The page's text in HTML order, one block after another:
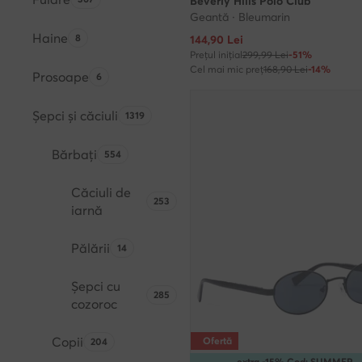
Haine Numărul de produse:
8
Prosoape Numărul de produse:
6
Șepci și căciuli Numărul de produse:
1319
Bărbați Numărul de produse:
554
Căciuli de
iarnă
Numărul de produse:
253
Pălării Numărul de produse:
14
Șepci cu
cozoroc
Numărul de produse:
285
Copii Numărul de produse:
204
Geantă · Bleumarin
Prețul actual
144,90 Lei
Prețul inițial299,99 Lei-51%
Cel mai mic preț168,90 Lei-14%
Ofertă